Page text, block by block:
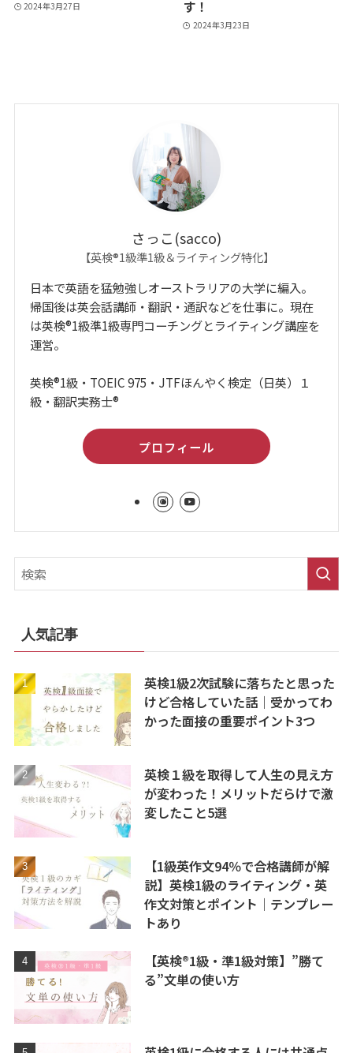
2024年3月27日 す！
2024年3月23日
さっこ(sacco)
【英検®1級準1級＆ライティング特化】
日本で英語を猛勉強しオーストラリアの大学に編入。
帰国後は英会話講師・翻訳・通訳などを仕事に。現在
は英検®1級準1級専門コーチングとライティング講座を
運営。
英検®1級・TOEIC 975・JTFほんやく検定（日英）１
級・翻訳実務士®
プロフィール
人気記事
英検1級2次試験に落ちたと思った
けど合格していた話｜受かってわ
かった面接の重要ポイント3つ
英検１級を取得して人生の見え方
が変わった！メリットだらけで激
変したこと5選
【1級英作文94％で合格講師が解
説】英検1級のライティング・英
作文対策とポイント｜テンプレー
トあり
【英検®1級・準1級対策】”勝て
る”文単の使い方